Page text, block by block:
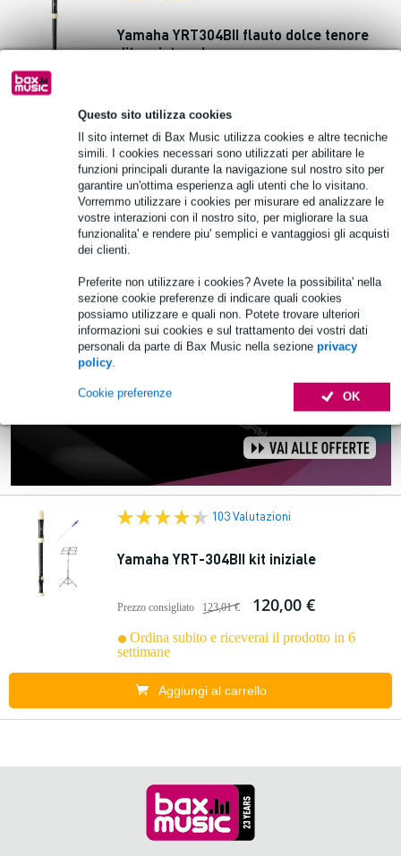
Questo sito utilizza cookies
Il sito internet di Bax Music utilizza cookies e altre tecniche
simili. I cookies necessari sono utilizzati per abilitare le
funzioni principali durante la navigazione sul nostro sito per
garantire un'ottima esperienza agli utenti che lo visitano.
Vorremmo utilizzare i cookies per misurare ed analizzare le
vostre interazioni con il nostro sito, per migliorare la sua
funzionalita' e rendere piu' semplici e vantaggiosi gli acquisti
dei clienti.
Preferite non utilizzare i cookies? Avete la possibilita' nella
sezione cookie preferenze di indicare quali cookies
possiamo utilizzare e quali non. Potete trovare ulteriori
informazioni sui cookies e sul trattamento dei vostri dati
personali da parte di Bax Music nella sezione privacy
policy.
OK
Cookie preferenze
Yamaha YRT304BII flauto dolce tenore
diteggiatura barocca
Ordina subito e riceverai il prodotto in 6
settimane
Aggiungi al carrello
103 Valutazioni
Yamaha YRT-304BII kit iniziale
Prezzo consigliato 123,01 € 120,00 €
Ordina subito e riceverai il prodotto in 6
settimane
Aggiungi al carrello